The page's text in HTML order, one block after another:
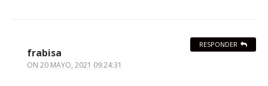
frabisa
ON 20 MAYO, 2021 09:24:31
RESPONDER